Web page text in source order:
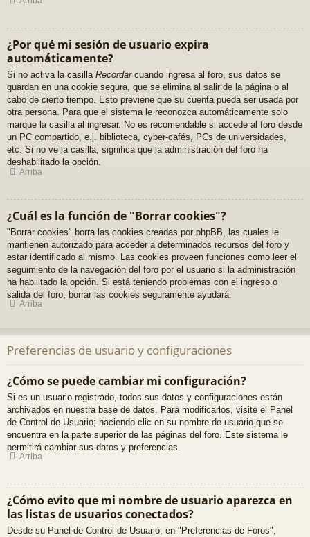
¿Por qué mi sesión de usuario expira
automáticamente?
Si no activa la casilla Recordarcuando ingresa al foro, sus datos se
guardan en una cookie segura, que se elimina al salir de la página o al
cabo de cierto tiempo. Esto previene que su cuenta pueda ser usada por
otra persona. Para que el sistema le reconozca automáticamente solo
marque la casilla al ingresar. No es recomendable si accede al foro desde
un PC compartido, e.j. biblioteca, cyber-cafés, PCs de universidades,
etc. Si no ve la casilla, significa que la administración del foro ha
deshabilitado la opción.
Arriba
¿Cuál es la función de "Borrar cookies"?
"Borrar cookies" borra las cookies creadas por phpBB, las cuales le
mantienen autorizado para acceder a determinados recursos del foro y
estar identificado al mismo. Las cookies proveen funciones como leer el
seguimiento de la navegación del foro por el usuario si la administración
ha habilitado la opción. Si está teniendo problemas con el ingreso o
salida del foro, borrar las cookies seguramente ayudará.
Arriba
Preferencias de usuario y configuraciones
¿Cómo se puede cambiar mi configuración?
Si es un usuario registrado, todos sus datos y configuraciones están
archivados en nuestra base de datos. Para modificarlos, visite el Panel
de Control de Usuario; haciendo clic en su nombre de usuario que se
encuentra en la parte superior de las páginas del foro. Este sistema le
permitirá cambiar sus datos y preferencias.
Arriba
¿Cómo evito que mi nombre de usuario aparezca en
las listas de usuarios conectados?
Desde su Panel de Control de Usuario, en "Preferencias de Foros",